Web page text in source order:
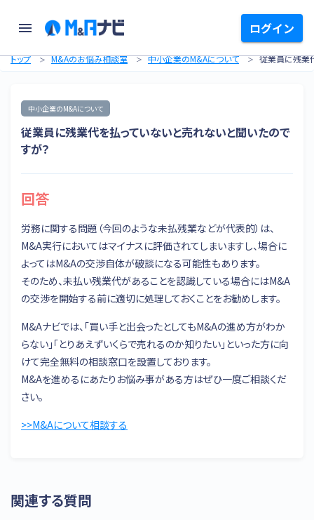
ログイン
トップ M&Aのお悩み相談室 中小企業のM&Aについて 従業員に残業
中小企業のM&Aについて
従業員に残業代を払っていないと売れないと聞いたので
すが？
回答
労務に関する問題（今回のような未払残業などが代表的）は、
M&A実行においてはマイナスに評価されてしまいますし、場合に
よってはM&Aの交渉自体が破談になる可能性もあります。
そのため、未払い残業代があることを認識している場合にはM&A
の交渉を開始する前に適切に処理しておくことをお勧めします。
M&Aナビでは、「買い手と出会ったとしてもM&Aの進め方がわか
らない」「とりあえずいくらで売れるのか知りたい」といった方に向
けて完全無料の相談窓口を設置しております。
M&Aを進めるにあたりお悩み事がある方はぜひ一度ご相談くだ
さい。
>>M&Aについて相談する
関連する質問